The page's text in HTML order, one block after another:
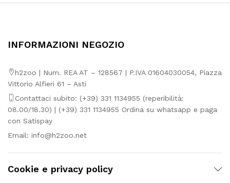
3,01€
2,76€
INFORMAZIONI NEGOZIO
h2zoo | Num. REA AT – 128567 | P.IVA 01604030054, Piazza
Vittorio Alfieri 61 – Asti
Contattaci subito: (+39) 331 1134955 (reperibilità:
08.00/18.30) | (+39) 331 1134955 Ordina su whatsapp e paga
con Satispay
Email: info@h2zoo.net
Cookie e privacy policy